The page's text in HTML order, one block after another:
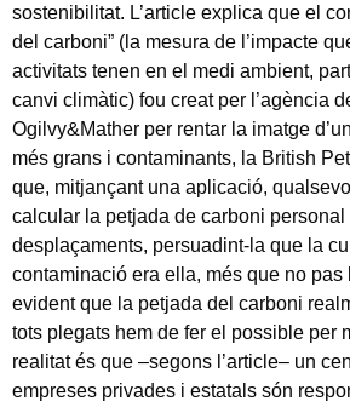
sostenibilitat. L’article explica que el
del carboni” (la mesura de l’impacte
activitats tenen en el medi ambient,
canvi climàtic) fou creat per l’agència
Ogilvy&Mather per rentar la imatge
més grans i contaminants, la British
que, mitjançant una aplicació,
calcular la petjada de carboni personal
desplaçaments, persuadint-la que la
contaminació era ella, més que no pas
evident que la petjada del carboni
tots plegats hem de fer el possible per
realitat és que –segons l’article– un
empreses privades i estatals són